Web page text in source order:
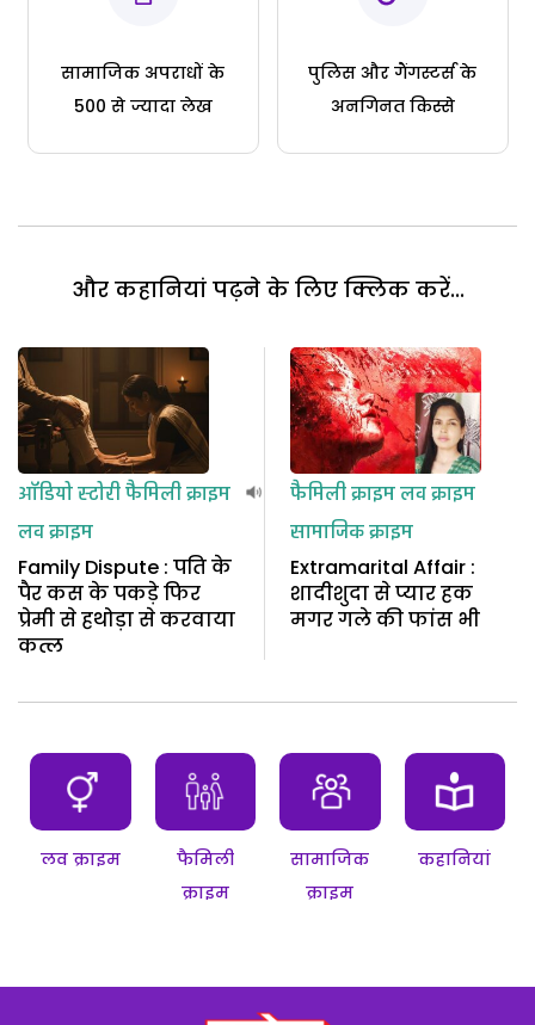
सामाजिक अपराधों के
500 से ज्यादा लेख
पुलिस और गैंगस्टर्स के
अनगिनत किस्से
और कहानियां पढ़ने के लिए क्लिक करें...
ऑडियो स्टोरीफैमिली क्राइम
लव क्राइम
Family Dispute : पति के
पैर कस के पकड़े फिर
प्रेमी से हथोड़ा से करवाया
कत्ल
फैमिली क्राइमलव क्राइम
सामाजिक क्राइम
Extramarital Affair :
शादीशुदा से प्यार हक
मगर गले की फांस भी
लव क्राइम
फैमिली
क्राइम
सामाजिक
क्राइम
कहानियां